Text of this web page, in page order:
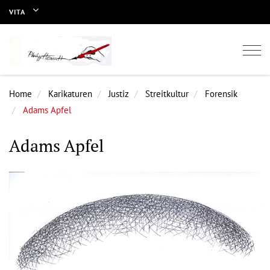
VITA
Home Karikaturen Justiz Streitkultur
Forensik
Adams Apfel
Adams Apfel